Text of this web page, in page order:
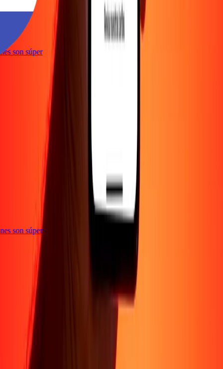
son súper
son súper
Acerca de
Conviértete en agenteConviértete en socio
Conviértete en socio estratégico
Carreras Promociones
Transferencia internacional de dinero
Soporte